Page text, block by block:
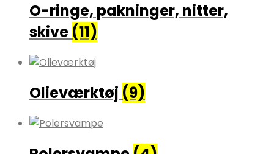
O-ringe, pakninger, nitter,
skive (11)
Olieværktøj (9)